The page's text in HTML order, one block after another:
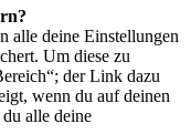
alle deine Einstellungen
Um diese zu
der Link dazu
wenn du auf deinen
alle deine